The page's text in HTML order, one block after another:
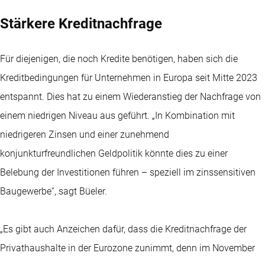
Stärkere Kreditnachfrage
Für diejenigen, die noch Kredite benötigen, haben sich die
Kreditbedingungen für Unternehmen in Europa seit Mitte 2023
entspannt. Dies hat zu einem Wiederanstieg der Nachfrage von
einem niedrigen Niveau aus geführt. „In Kombination mit
niedrigeren Zinsen und einer zunehmend
konjunkturfreundlichen Geldpolitik könnte dies zu einer
Belebung der Investitionen führen – speziell im zinssensitiven
Baugewerbe“, sagt Büeler.
„Es gibt auch Anzeichen dafür, dass die Kreditnachfrage der
Privathaushalte in der Eurozone zunimmt, denn im November